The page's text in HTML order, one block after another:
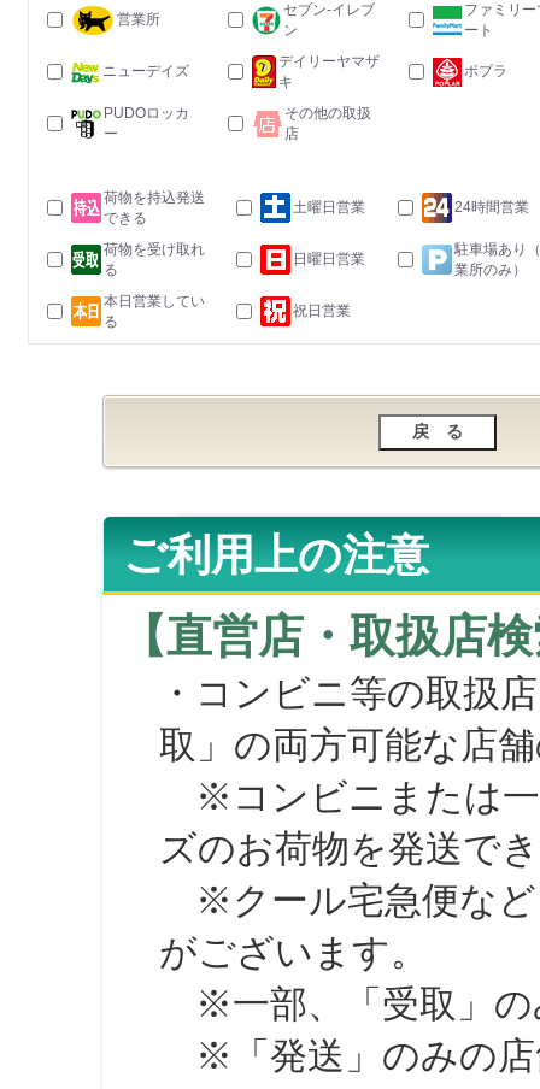
営業所
セブン-イレブ
ン
ファミリー
ート
ニューデイズ
デイリーヤマザ
キ
ポプラ
PUDOロッカ
ー
その他の取扱
店
荷物を持込発送
できる
土曜日営業 24時間営業
荷物を受け取れ
る
日曜日営業
駐車場あり
業所のみ）
本日営業してい
る
祝日営業
ご利用上の注意
【直営店・取扱店
・コンビニ等の取扱
取」の両方可能な店
※コンビニまたは一
ズのお荷物を発送で
※クール宅急便など
がございます。
※一部、「受取」の
※「発送」のみの店